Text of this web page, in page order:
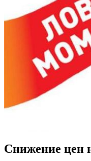
Снижение цен